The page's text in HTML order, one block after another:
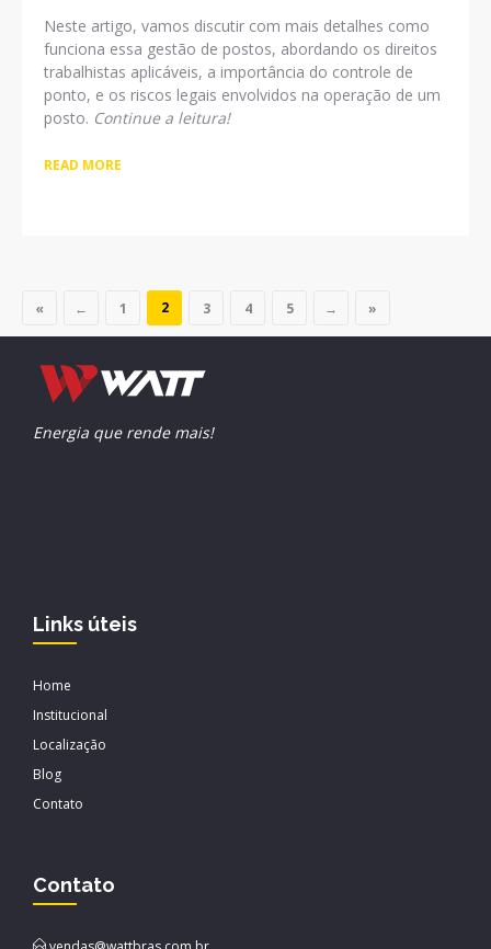
Neste artigo, vamos discutir com mais detalhes como
funciona essa gestão de postos, abordando os direitos
trabalhistas aplicáveis, a importância do controle de
ponto, e os riscos legais envolvidos na operação de um
posto. Continue a leitura!
READ MORE
« ← 1 2 3 4 5 → »
Energia que rende mais!
Links úteis
Home
Institucional
Localização
Blog
Contato
Contato